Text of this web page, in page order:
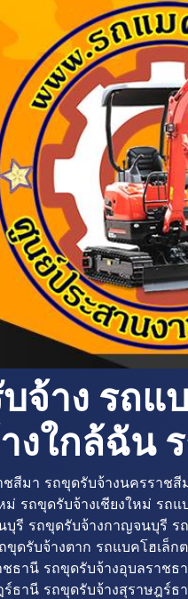
จ้าง รถแ
งใกล้ฉัน
ชสีมา รถขุดรับจ้างนครราช
ม่ รถขุดรับจ้างเชียงใหม่ รถ
บุรี รถขุดรับจ้างกาญจนบุรี
ขุดรับจ้างตาก รถแบคโฮเล็
ชธานี รถขุดรับจ้างอุบลราช
ร์ธานี รถขุดรับจ้างสุราษฎร์